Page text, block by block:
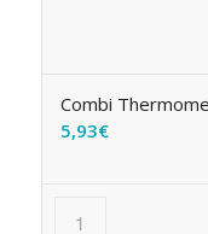
Combi
5,93€